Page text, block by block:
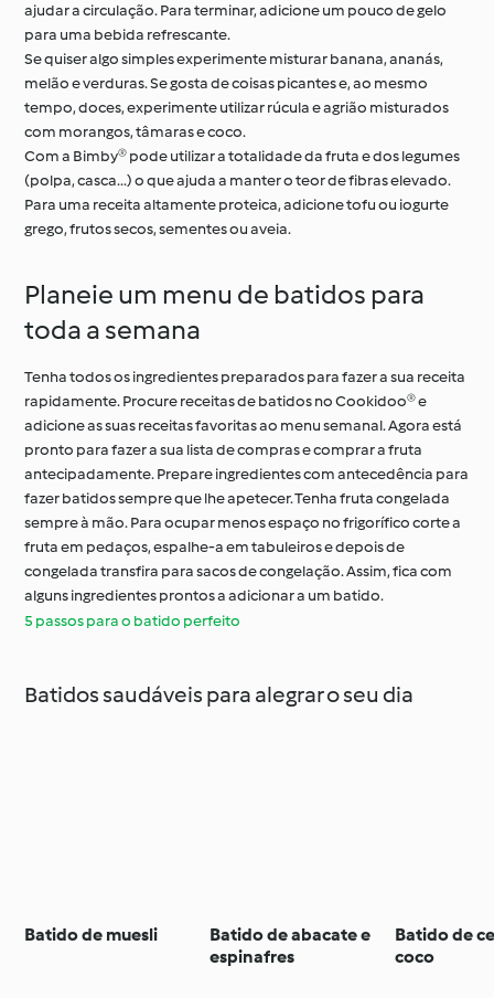
ajudar a circulação. Para terminar, adicione um pouco de gelo
para uma bebida refrescante.
Se quiser algo simples experimente misturar banana, ananás,
melão e verduras. Se gosta de coisas picantes e, ao mesmo
tempo, doces, experimente utilizar rúcula e agrião misturados
com morangos, tâmaras e coco.
Com a Bimby® pode utilizar a totalidade da fruta e dos legumes
(polpa, casca...) o que ajuda a manter o teor de fibras elevado.
Para uma receita altamente proteica, adicione tofu ou iogurte
grego, frutos secos, sementes ou aveia.
Planeie um menu de batidos para
toda a semana
Tenha todos os ingredientes preparados para fazer a sua receita
rapidamente. Procure receitas de batidos no Cookidoo® e
adicione as suas receitas favoritas ao menu semanal. Agora está
pronto para fazer a sua lista de compras e comprar a fruta
antecipadamente. Prepare ingredientes com antecedência para
fazer batidos sempre que lhe apetecer. Tenha fruta congelada
sempre à mão. Para ocupar menos espaço no frigorífico corte a
fruta em pedaços, espalhe-a em tabuleiros e depois de
congelada transfira para sacos de congelação. Assim, fica com
alguns ingredientes prontos a adicionar a um batido.
5 passos para o batido perfeito
Batidos saudáveis para alegrar o seu dia
Batido de muesli
Batido de abacate e
espinafres
Batido de
coco